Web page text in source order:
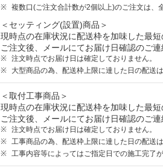
複数口(ご注文合計数が2個以上)のご注文は、
＜セッティング(設置)商品＞
現時点の在庫状況に配送枠を加味した最
ご注文後、メールにてお届け日確認のご連
注文時点でお届け日は確定しておりません。
大型商品の為、配送枠上限に達した日の配送は
＜取付工事商品＞
現時点の在庫状況に配送枠を加味した最
ご注文後、メールにてお届け日確認のご連
注文時点でお届け日は確定しておりません。
工事商品の為、配送枠上限に達した日の配送は
工事内容等によってはご指定日での施工完了